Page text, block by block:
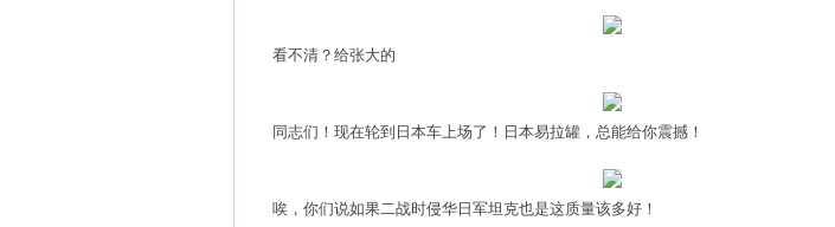
看不清？给张大的
同志们！现在轮到日本车上场了！日本易拉罐，总能给你震撼！
唉，你们说如果二战时侵华日军坦克也是这质量该多好！